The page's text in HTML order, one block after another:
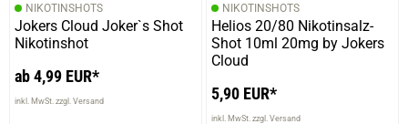
Super Geschmack
22.12.2025 — via
Trustedshops.de
NIKOTINSHOTS
Jokers Cloud Joker`s Shot
Nikotinshot
ab 4,99 EUR*
inkl. MwSt. zzgl. Versand
NIKOTINSHOTS
Helios 20/80 Nikotinsalz-
Shot 10ml 20mg by Jokers
Cloud
5,90 EUR*
inkl. MwSt. zzgl. Versand